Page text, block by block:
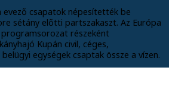
csapatok népesítették be
sétány előtti partszakaszt. Az Európa
részeként
Kupán civil, céges,
egységek csaptak össze a vízen.